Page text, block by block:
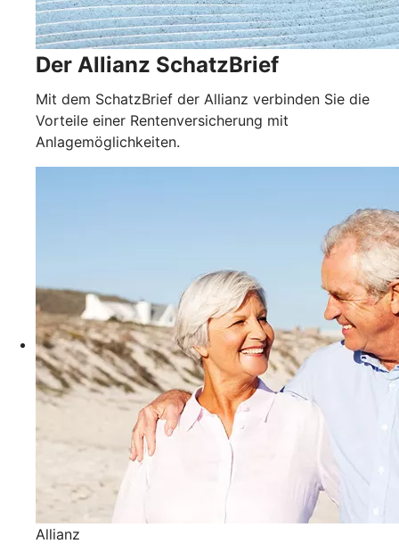
Der Allianz SchatzBrief
Mit dem SchatzBrief der Allianz verbinden Sie die
Vorteile einer Rentenversicherung mit
Anlagemöglichkeiten.
Allianz